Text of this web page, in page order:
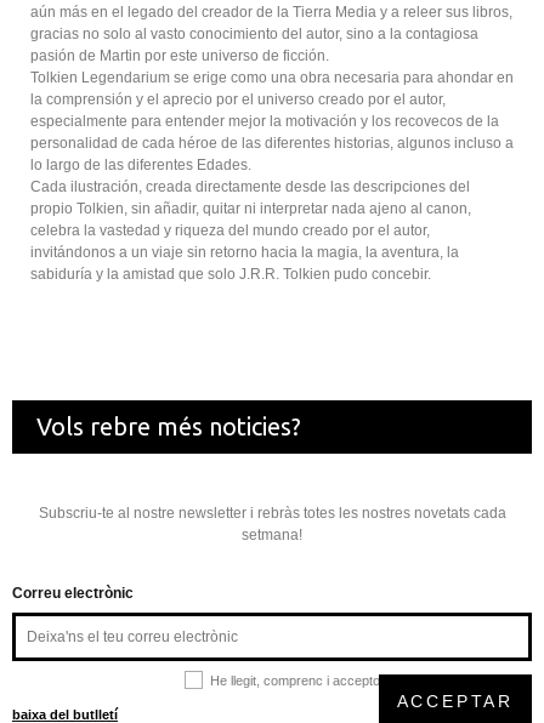
aún más en el legado del creador de la Tierra Media y a releer sus libros,
gracias no solo al vasto conocimiento del autor, sino a la contagiosa
pasión de Martin por este universo de ficción.
Tolkien Legendarium se erige como una obra necesaria para ahondar en
la comprensión y el aprecio por el universo creado por el autor,
especialmente para entender mejor la motivación y los recovecos de la
personalidad de cada héroe de las diferentes historias, algunos incluso a
lo largo de las diferentes Edades.
Cada ilustración, creada directamente desde las descripciones del
propio Tolkien, sin añadir, quitar ni interpretar nada ajeno al canon,
celebra la vastedad y riqueza del mundo creado por el autor,
invitándonos a un viaje sin retorno hacia la magia, la aventura, la
sabiduría y la amistad que solo J.R.R. Tolkien pudo concebir.
Vols rebre més noticies?
Subscriu-te al nostre newsletter i rebràs totes les nostres novetats cada
setmana!
Correu electrònic
He llegit, comprenc i accepto la
baixa del butlletí
ACCEPTAR